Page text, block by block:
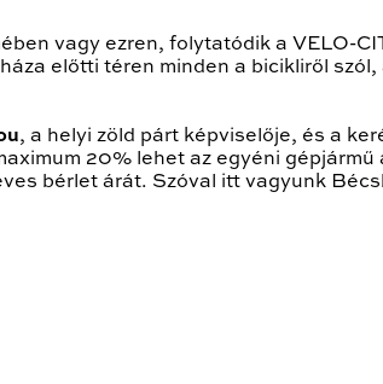
vagy ezren, folytatódik a VELO-
előtti téren minden a bicikliről szól,
, a helyi zöld párt képviselője, és a
20% lehet az egyéni gépjármű
bérlet árát. Szóval itt vagyunk